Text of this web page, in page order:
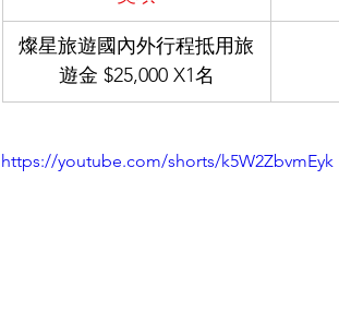
燦星旅遊國內外行程抵用旅
遊金 $25,000 X1名
https://youtube.com/shorts/k5W2ZbvmEyk